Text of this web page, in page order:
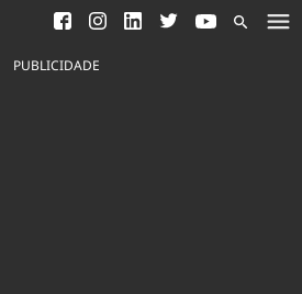
Saneamento
Indicadores
PUBLICIDADE